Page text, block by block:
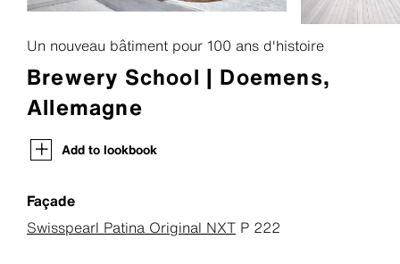
Un nouveau bâtiment pour 100 ans d'histoire
Brewery School | Doemens,
Allemagne
Add to lookbook
Façade
Swisspearl Patina Original NXT P 222